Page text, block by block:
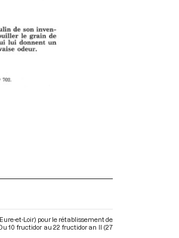
et-Loir) pour le rétablissement de
10 fructidor au 22 fructidor an II (27